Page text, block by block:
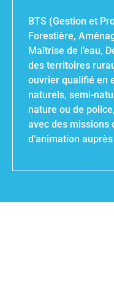
BTS (Gestion et
Forestière,
Maîtrise de l’eau,
des territoires
ouvrier qualifié en
naturels, semi-
nature ou de
avec des missions
d’animation